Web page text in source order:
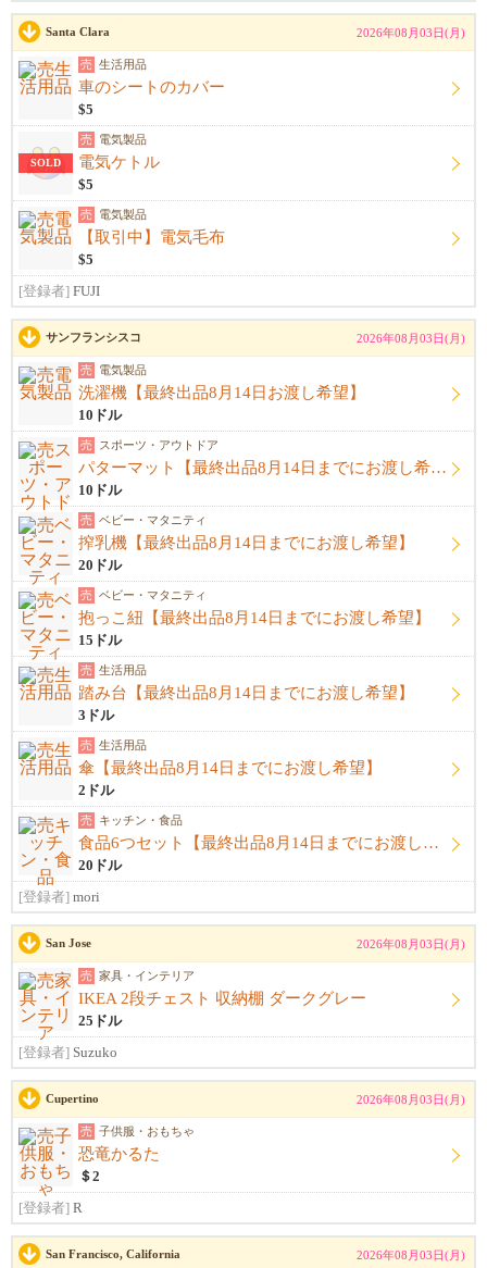
Santa Clara 2026年08月03日(月)
売 生活用品
車のシートのカバー
$5
SOLD
売 電気製品
電気ケトル
$5
売 電気製品
【取引中】電気毛布
$5
[登録者] FUJI
サンフランシスコ 2026年08月03日(月)
売 電気製品
洗濯機【最終出品8月14日お渡し希望】
10ドル
売 スポーツ・アウトドア
パターマット【最終出品8月14日までにお渡し希望】
10ドル
売 ベビー・マタニティ
搾乳機【最終出品8月14日までにお渡し希望】
20ドル
売 ベビー・マタニティ
抱っこ紐【最終出品8月14日までにお渡し希望】
15ドル
売 生活用品
踏み台【最終出品8月14日までにお渡し希望】
3ドル
売 生活用品
傘【最終出品8月14日までにお渡し希望】
2ドル
売 キッチン・食品
食品6つセット【最終出品8月14日までにお渡し希望】
20ドル
[登録者] mori
San Jose 2026年08月03日(月)
売 家具・インテリア
IKEA 2段チェスト 収納棚 ダークグレー
25ドル
[登録者] Suzuko
Cupertino 2026年08月03日(月)
売 子供服・おもちゃ
恐竜かるた
＄2
[登録者] R
San Francisco, California 2026年08月03日(月)